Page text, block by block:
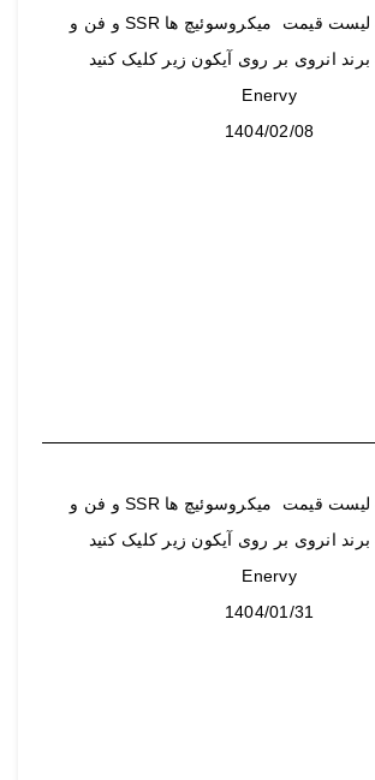
جهت دریافت لیست قیمت میکروسوئیچ ها SSR و فن و
انروی بر روی آیکون زیر کلیک کنید
Enervy
1404/02/08
جهت دریافت لیست قیمت میکروسوئیچ ها SSR و فن و
انروی بر روی آیکون زیر کلیک کنید
Enervy
1404/01/31